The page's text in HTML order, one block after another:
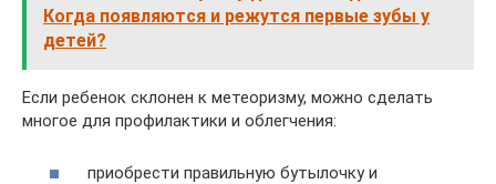
Когда появляются и режутся первые зубы у
детей?
Если ребенок склонен к метеоризму, можно сделать
многое для профилактики и облегчения:
приобрести правильную бутылочку и